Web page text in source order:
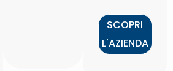
SCOPRI
L'AZIENDA